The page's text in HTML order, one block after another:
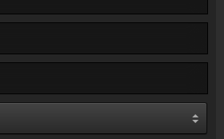
- Hatvan kapcsolatos hírek